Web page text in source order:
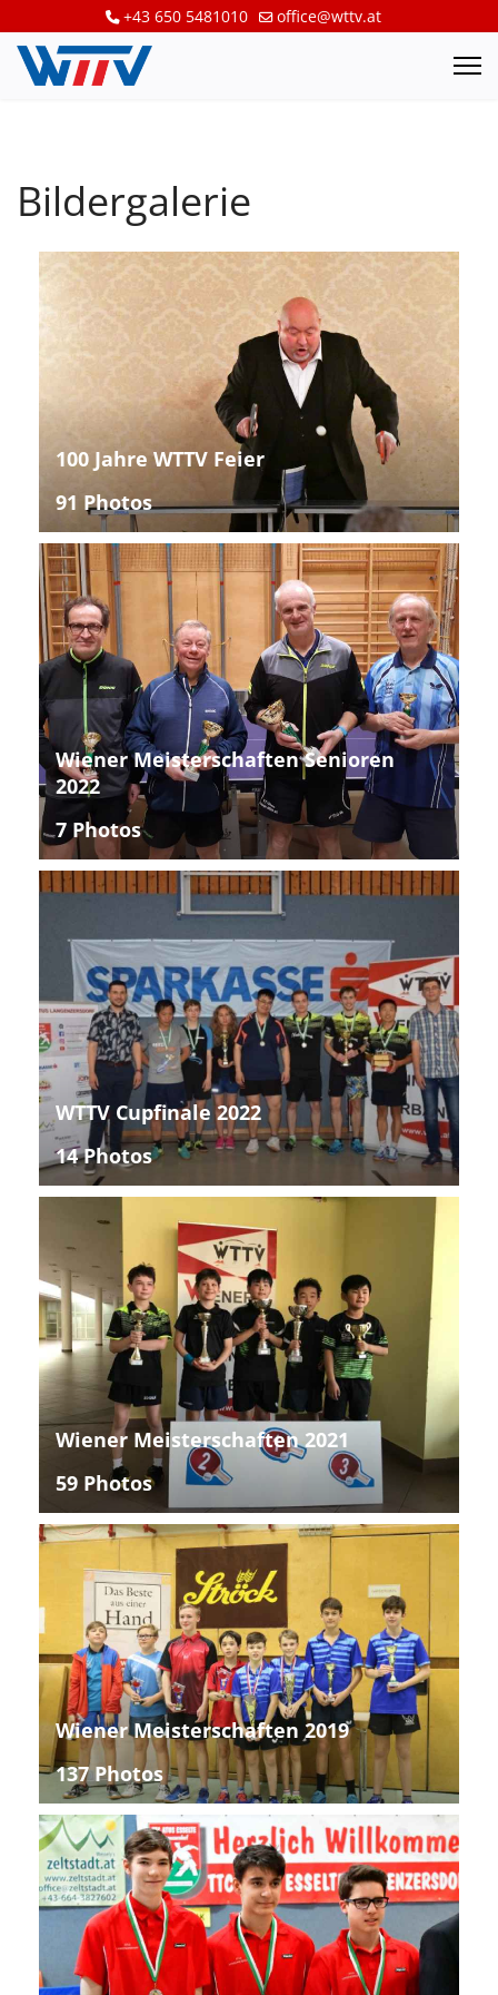
+43 650 5481010 office@wttv.at
Bildergalerie
100 Jahre WTTV Feier
91 Photos
Wiener Meisterschaften Senioren
2022
7 Photos
WTTV Cupfinale 2022
14 Photos
Wiener Meisterschaften 2021
59 Photos
Wiener Meisterschaften 2019
137 Photos